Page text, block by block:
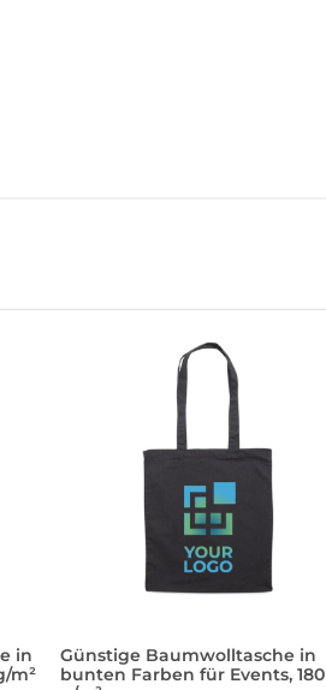
in
m²
Günstige Baumwolltasche in
bunten Farben für Events, 180